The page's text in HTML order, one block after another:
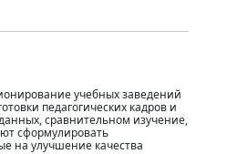
учебных заведений
педагогических кадров и
сравнительном изучение,
сформулировать
на улучшение качества